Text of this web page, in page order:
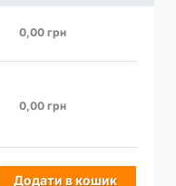
0,00 грн
0,00 грн
Додати в кошик